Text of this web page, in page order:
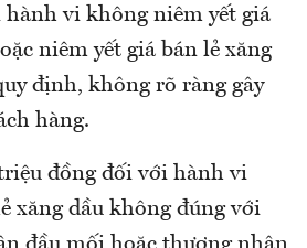
vi không niêm yết giá
niêm yết giá bán lẻ xăng
định, không rõ ràng gây
hàng.
đồng đối với hành vi
xăng dầu không đúng với